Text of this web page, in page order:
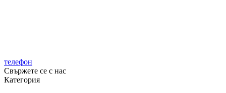
телефон
Свържете се с нас
Категория